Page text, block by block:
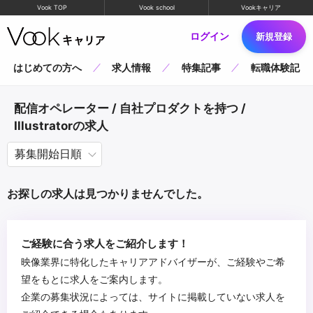
Vook TOP Vook school Vookキャリア
ログイン 新規登録
はじめての方へ 求人情報 特集記事 転職体験記
配信オペレーター / 自社プロダクトを持つ /
Illustratorの求人
お探しの求人は見つかりませんでした。
ご経験に合う求人をご紹介します！
映像業界に特化したキャリアアドバイザーが、ご経験やご希
望をもとに求人をご案内します。
企業の募集状況によっては、サイトに掲載していない求人を